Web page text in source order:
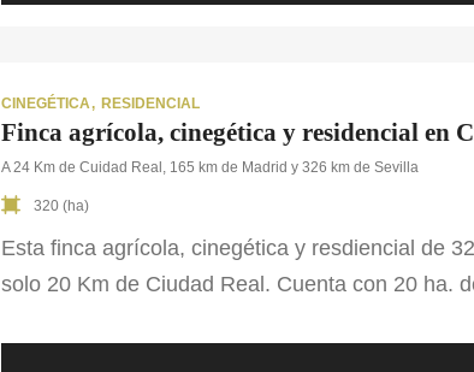
CINEGÉTICA RESIDENCIAL
Finca agrícola, cinegética y residencial en
A 24 Km de Cuidad Real, 165 km de Madrid y 326 km de Sevilla
320 (ha)
Esta finca agrícola, cinegética y resdiencial de
solo 20 Km de Ciudad Real. Cuenta con 20 ha.
edificaciones, encontramos una vivienda